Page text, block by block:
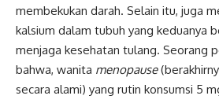
membekukan darah. Selain itu, juga
kalsium dalam tubuh yang keduanya
menjaga kesehatan tulang. Seorang
bahwa, wanita menopause
secara alami) yang rutin konsumsi 5